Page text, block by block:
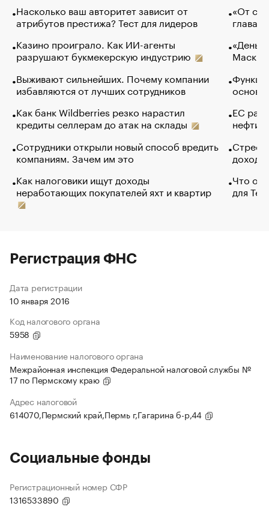
Насколько ваш авторитет зависит от
атрибутов престижа? Тест для лидеров
Казино проиграло. Как ИИ-агенты
разрушают букмекерскую индустрию
Выживают сильнейших. Почему компании
избавляются от лучших сотрудников
Как банк Wildberries резко нарастил
кредиты селлерам до атак на склады
Сотрудники открыли новый способ вредить
компаниям. Зачем им это
Как налоговики ищут доходы
неработающих покупателей яхт и квартир
«От
глава
Маск в
основ
ЕС
нефти
Что
для
Регистрация ФНС
Дата регистрации
10 января 2016
Код налогового органа
5958
Наименование налогового органа
Межрайонная инспекция Федеральной налоговой службы №
17 по Пермскому краю
Адрес налоговой
614070,Пермский край,Пермь г,Гагарина б-р,44
Социальные фонды
Регистрационный номер СФР
1316533890